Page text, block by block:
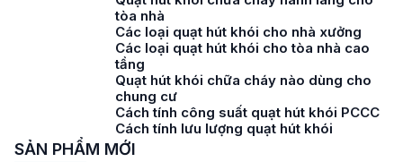
tòa nhà
Các loại quạt hút khói cho nhà xưởng
Các loại quạt hút khói cho tòa nhà cao
tầng
Quạt hút khói chữa cháy nào dùng cho
chung cư
Cách tính công suất quạt hút khói PCCC
Cách tính lưu lượng quạt hút khói
SẢN PHẨM MỚI